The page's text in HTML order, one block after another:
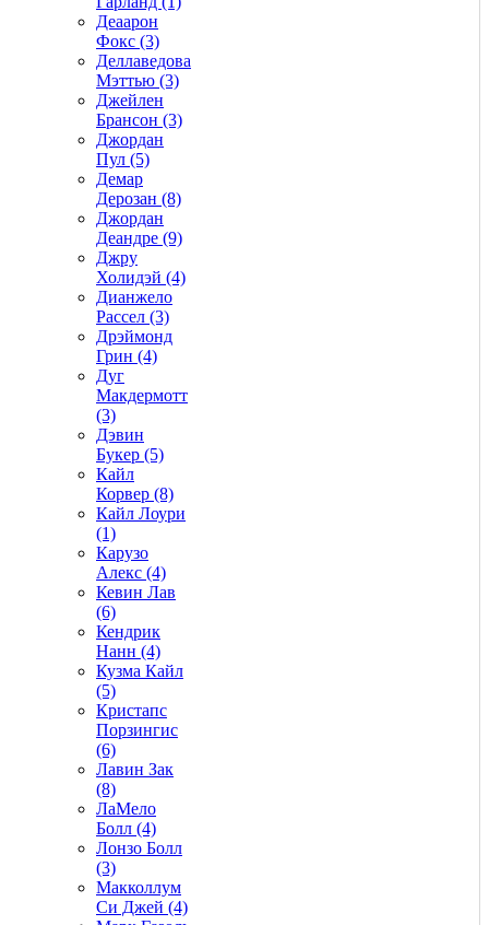
Деаарон
Фокс (3)
Деллаведова
Мэттью (3)
Джейлен
Брансон (3)
Джордан
Пул (5)
Демар
Дерозан (8)
Джордан
Деандре (9)
Джру
Холидэй (4)
Дианжело
Рассел (3)
Дрэймонд
Грин (4)
Дуг
Макдермотт
(3)
Дэвин
Букер (5)
Кайл
Корвер (8)
Кайл Лоури
(1)
Карузо
Алекс (4)
Кевин Лав
(6)
Кендрик
Нанн (4)
Кузма Кайл
(5)
Кристапс
Порзингис
(6)
Лавин Зак
(8)
ЛаМело
Болл (4)
Лонзо Болл
(3)
Макколлум
Си Джей (4)